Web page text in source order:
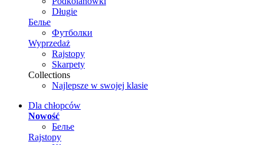
Długie
Белье
Футболки
Wyprzedaż
Rajstopy
Skarpety
Collections
Najlepsze w swojej klasie
Dla chłopców
Nowość
Белье
Rajstopy